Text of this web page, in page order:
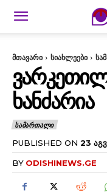
მთავარი სიახლეები
ᲮᲐᲜᲫᲐᲠᲘᲐ
ᲡᲐᲛᲐᲠᲗᲐᲚᲘ
PUBLISHED ON 23
BY ODISHINEWS.GE